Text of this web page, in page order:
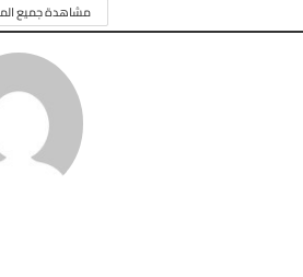
مشاهدة جميع